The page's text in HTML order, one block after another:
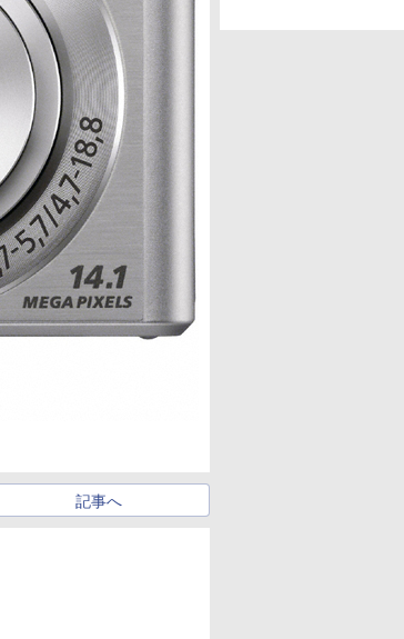
記事へ